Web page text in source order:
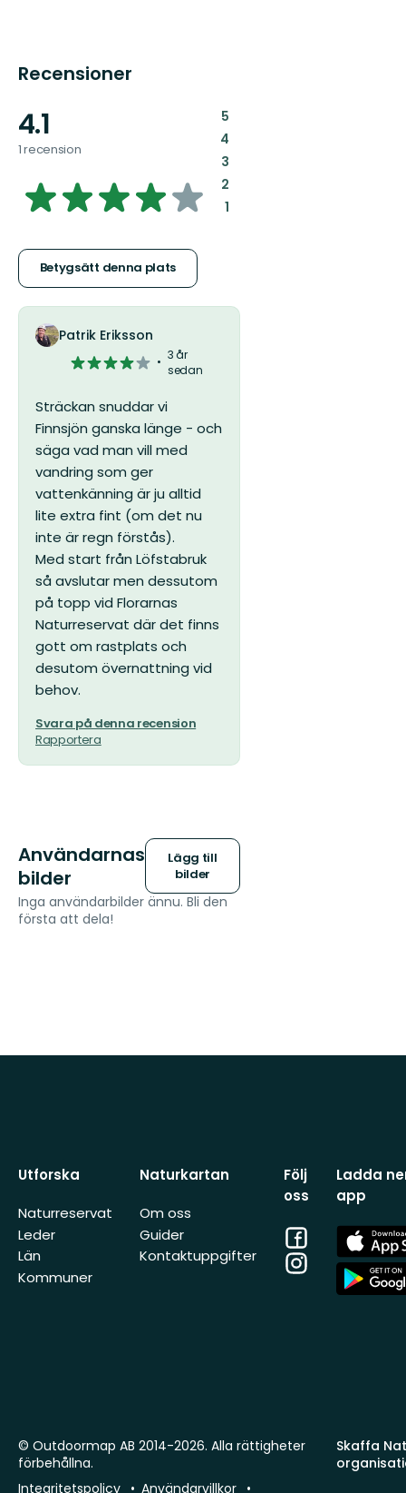
Recensioner
4.1
1 recension
4.095811051693405
5
stjärnor
Betygsätt denna plats
5:
4:
3:
2:
1:
Patrik Eriksson
4
5
stjärnor
3 år
sedan
Sträckan snuddar vi
Finnsjön ganska länge - och
säga vad man vill med
vandring som ger
vattenkänning är ju alltid
lite extra fint (om det nu
inte är regn förstås).
Med start från Löfstabruk
så avslutar men dessutom
på topp vid Florarnas
Naturreservat där det finns
gott om rastplats och
desutom övernattning vid
behov.
Svara på denna recension
Rapportera
Användarnas
bilder
Lägg till
bilder
Inga användarbilder ännu. Bli den
första att dela!
Utforska
Naturreservat
Leder
Län
Kommuner
Naturkartan
Om oss
Guider
Kontaktuppgifter
Följ
oss
Facebook
Instagram
Ladda
app
App
Store
App
Store
Skaffa
© Outdoormap AB 2014-2026. Alla rättigheter
förbehållna.
Integritetspolicy
Användarvillkor